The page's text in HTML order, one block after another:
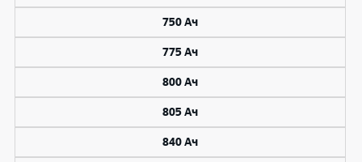
750 Ач
775 Ач
800 Ач
805 Ач
840 Ач